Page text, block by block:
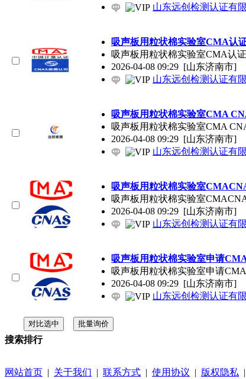
山东远创检测认证有
吸声板用粒状棉实验室CMA认
吸声板用粒状棉实验室CMA认
2026-04-08 09:29 [山东济南市]
山东远创检测认证有
吸声板用粒状棉实验室CMA
吸声板用粒状棉实验室CMA
2026-04-08 09:29 [山东济南市]
山东远创检测认证有
吸声板用粒状棉实验室
吸声板用粒状棉实验室
2026-04-08 09:29 [山东济南市]
山东远创检测认证有
吸声板用粒状棉实验室申请
吸声板用粒状棉实验室申请
2026-04-08 09:29 [山东济南市]
山东远创检测认证有
搜索排行
网站首页 | 关于我们 | 联系方式 | 使用协议 | 版权隐私 |